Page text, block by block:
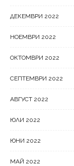
ДЕКЕМВРИ 2022
НОЕМВРИ 2022
ОКТОМВРИ 2022
СЕПТЕМВРИ 2022
АВГУСТ 2022
ЮЛИ 2022
ЮНИ 2022
МАЙ 2022